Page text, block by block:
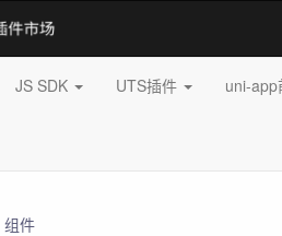
JS SDK UTS插件 uni-
组件